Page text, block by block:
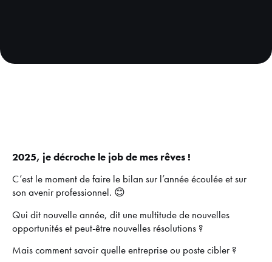
2025, je décroche le job de mes rêves !
C’est le moment de faire le bilan sur l’année écoulée et sur
son avenir professionnel. 😊
Qui dit nouvelle année, dit une multitude de nouvelles
opportunités et peut-être nouvelles résolutions ?
Mais comment savoir quelle entreprise ou poste cibler ?